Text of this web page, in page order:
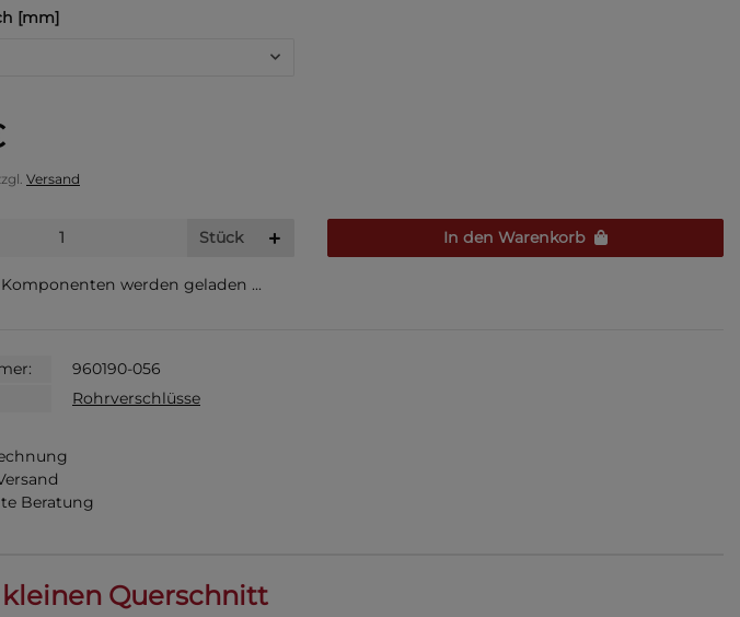
[mm]
Versand
Stück In den Warenkorb
Komponenten werden geladen ...
960190-056
Rohrverschlüsse
Beratung
Querschnitt